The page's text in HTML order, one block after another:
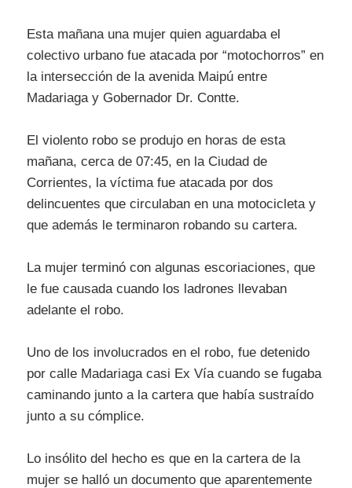
Esta mañana una mujer quien aguardaba el
colectivo urbano fue atacada por “motochorros” en
la intersección de la avenida Maipú entre
Madariaga y Gobernador Dr. Contte.
El violento robo se produjo en horas de esta
mañana, cerca de 07:45, en la Ciudad de
Corrientes, la víctima fue atacada por dos
delincuentes que circulaban en una motocicleta y
que además le terminaron robando su cartera.
La mujer terminó con algunas escoriaciones, que
le fue causada cuando los ladrones llevaban
adelante el robo.
Uno de los involucrados en el robo, fue detenido
por calle Madariaga casi Ex Vía cuando se fugaba
caminando junto a la cartera que había sustraído
junto a su cómplice.
Lo insólito del hecho es que en la cartera de la
mujer se halló un documento que aparentemente